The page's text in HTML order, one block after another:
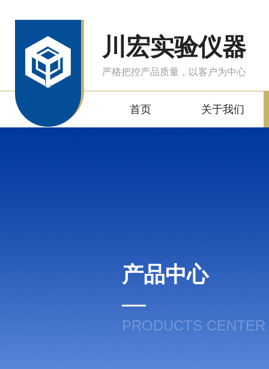
川宏实验仪器
严格把控产品质量，以客户为中心
首页 关于我们
产品中心
PRODUCTS CENTER